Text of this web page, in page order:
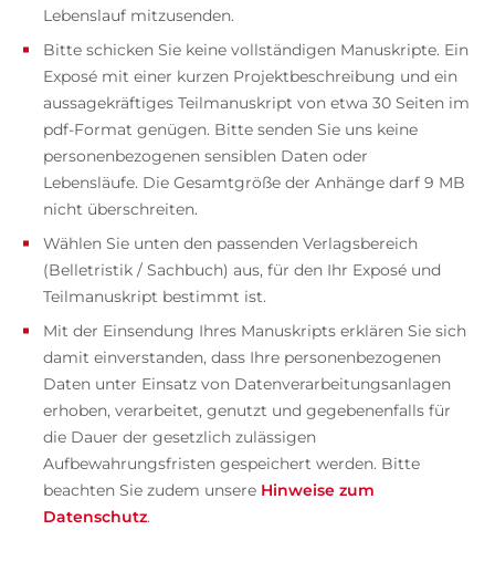
Lebenslauf mitzusenden.
Bitte schicken Sie keine vollständigen Manuskripte. Ein
Exposé mit einer kurzen Projektbeschreibung und ein
aussagekräftiges Teilmanuskript von etwa 30 Seiten im
pdf-Format genügen. Bitte senden Sie uns keine
personenbezogenen sensiblen Daten oder
Lebensläufe. Die Gesamtgröße der Anhänge darf 9 MB
nicht überschreiten.
Wählen Sie unten den passenden Verlagsbereich
(Belletristik / Sachbuch) aus, für den Ihr Exposé und
Teilmanuskript bestimmt ist.
Mit der Einsendung Ihres Manuskripts erklären Sie sich
damit einverstanden, dass Ihre personenbezogenen
Daten unter Einsatz von Datenverarbeitungsanlagen
erhoben, verarbeitet, genutzt und gegebenenfalls für
die Dauer der gesetzlich zulässigen
Aufbewahrungsfristen gespeichert werden. Bitte
beachten Sie zudem unsere Hinweise zum
Datenschutz.